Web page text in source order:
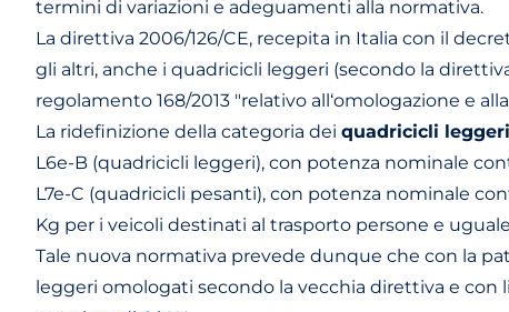
termini di variazioni e adeguamenti alla normativa.
La direttiva 2006/126/CE, recepita in Italia con il
gli altri, anche i quadricicli leggeri (secondo la
regolamento 168/2013 "relativo all‘omologazione e
La ridefinizione della categoria dei quadricicli
L6e-B (quadricicli leggeri), con potenza nominale
L7e-C (quadricicli pesanti), con potenza nominale
Kg per i veicoli destinati al trasporto persone e
Tale nuova normativa prevede dunque che con la
leggeri omologati secondo la vecchia direttiva e